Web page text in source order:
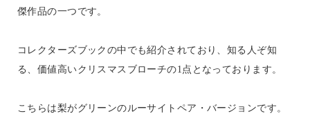
傑作品の一つです。
コレクターズブックの中でも紹介されており、知る人ぞ知
る、価値高いクリスマスブローチの1点となっております。
こちらは梨がグリーンのルーサイトペア・バージョンです。